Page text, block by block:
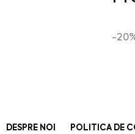
-
DESPRE NOI POLITICA DE